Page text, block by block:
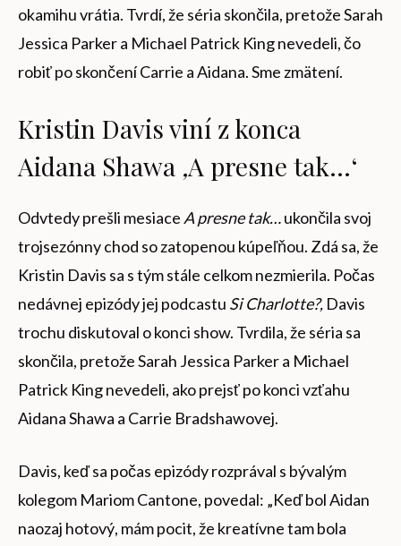
okamihu vrátia. Tvrdí, že séria skončila, pretože Sarah
Jessica Parker a Michael Patrick King nevedeli, čo
robiť po skončení Carrie a Aidana. Sme zmätení.
Kristin Davis viní z konca
Aidana Shawa ‚A presne tak…‘
Odvtedy prešli mesiaceA presne tak…ukončila svoj
trojsezónny chod so zatopenou kúpeľňou. Zdá sa, že
Kristin Davis sa s tým stále celkom nezmierila. Počas
nedávnej epizódy jej podcastu Si Charlotte?, Davis
trochu diskutoval o konci show. Tvrdila, že séria sa
skončila, pretože Sarah Jessica Parker a Michael
Patrick King nevedeli, ako prejsť po konci vzťahu
Aidana Shawa a Carrie Bradshawovej.
Davis, keď sa počas epizódy rozprával s bývalým
kolegom Mariom Cantone, povedal: „Keď bol Aidan
naozaj hotový, mám pocit, že kreatívne tam bola